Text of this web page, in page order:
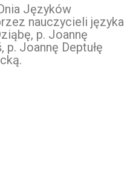
Języków
nauczycieli języka
p. Joannę
p. Joannę Deptułę